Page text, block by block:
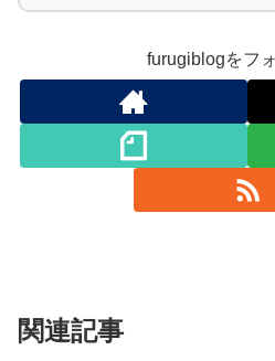
furugiblogをフ
関連記事